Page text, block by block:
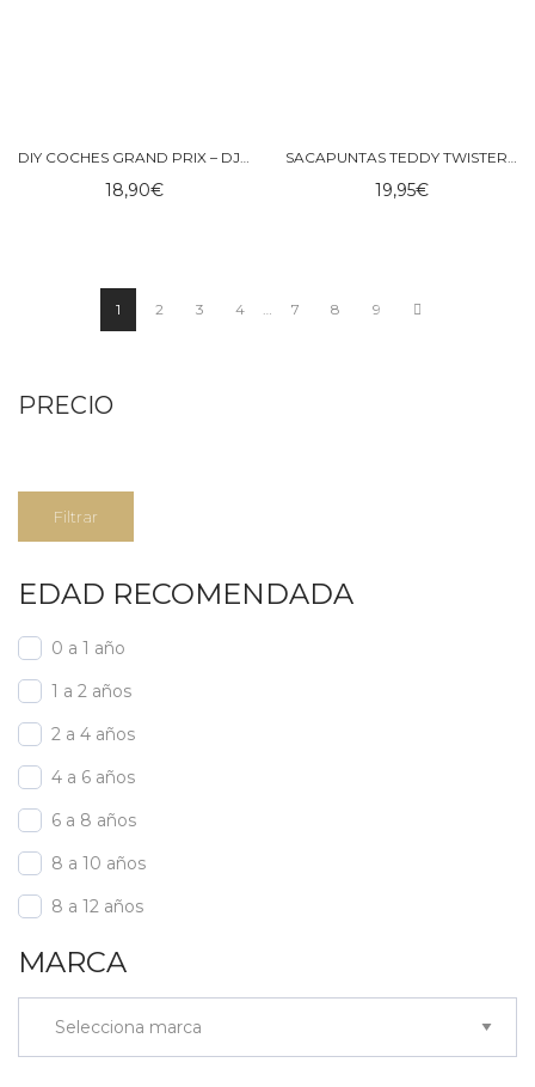
DIY COCHES GRAND PRIX – DJECO
18,90€
SACAPUNTAS TEDDY TWISTER – KONGES SLOJD
19,95€
1 2 3 4 … 7 8 9
PRECIO
Filtrar
EDAD RECOMENDADA
0 a 1 año
1 a 2 años
2 a 4 años
4 a 6 años
6 a 8 años
8 a 10 años
8 a 12 años
MARCA